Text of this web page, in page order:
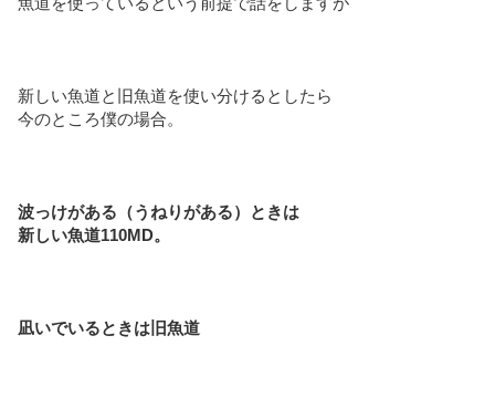
新しい魚道と旧魚道を使い分けるとしたら
今のところ僕の場合。
波っけがある（うねりがある）ときは
新しい魚道110MD。
凪いでいるときは旧魚道